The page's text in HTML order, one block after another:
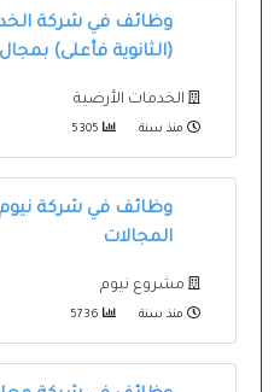
وظائف في شركة
(الثانوية فأعلى)
الخدمات الأرضية
منذ سنة
المجالات
مشروع نيوم
منذ سنة